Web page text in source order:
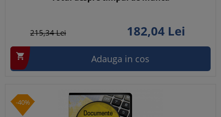
215,34Lei 182,04Lei
 Adauga in cos
-40%